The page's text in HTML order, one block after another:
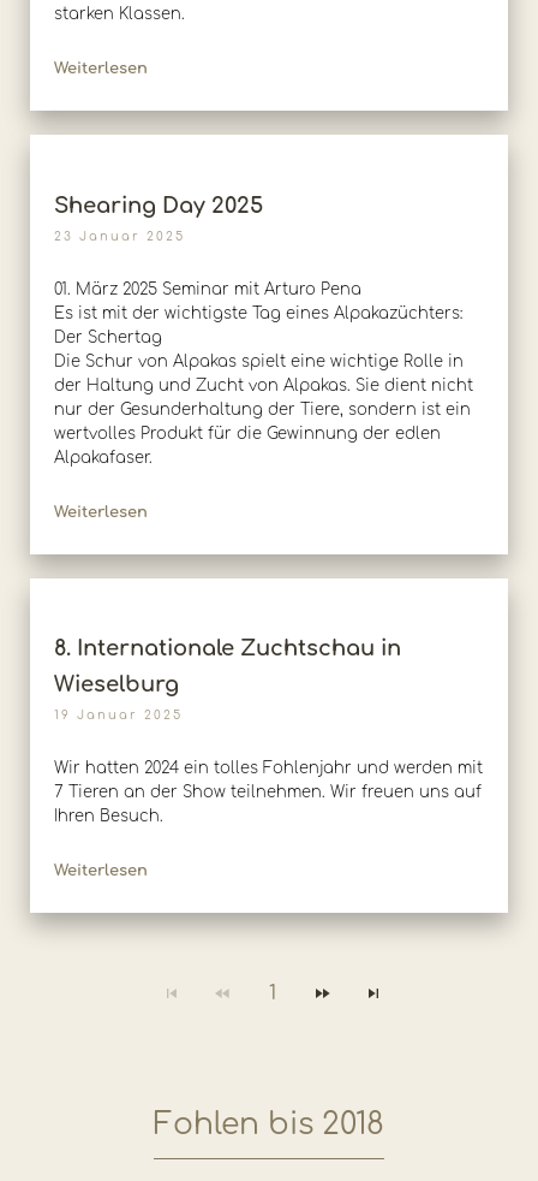
starken Klassen.
Weiterlesen
Shearing Day 2025
23 Januar 2025
01. März 2025 Seminar mit Arturo Pena
Es ist mit der wichtigste Tag eines Alpakazüchters:
Der Schertag
Die Schur von Alpakas spielt eine wichtige Rolle in
der Haltung und Zucht von Alpakas. Sie dient nicht
nur der Gesunderhaltung der Tiere, sondern ist ein
wertvolles Produkt für die Gewinnung der edlen
Alpakafaser.
Weiterlesen
8. Internationale Zuchtschau in
Wieselburg
19 Januar 2025
Wir hatten 2024 ein tolles Fohlenjahr und werden mit
7 Tieren an der Show teilnehmen. Wir freuen uns auf
Ihren Besuch.
Weiterlesen
1
Fohlen bis 2018